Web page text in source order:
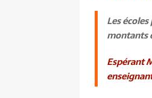
Les
montants
Espérant